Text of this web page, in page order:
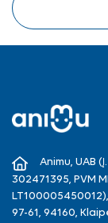
Animu, UAB (Į.
302471395, PVM
97-61, 94160,